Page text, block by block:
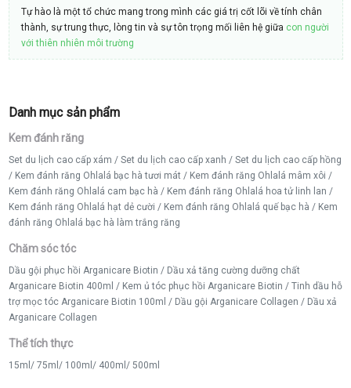
Tự hào là một tổ chức mang trong mình các giá trị cốt lõi về tính chân
thành, sự trung thực, lòng tin và sự tôn trọng mối liên hệ giữa con người
với thiên nhiên môi trường
Danh mục sản phẩm
Kem đánh răng
Set du lịch cao cấp xám / Set du lịch cao cấp xanh / Set du lịch cao cấp hồng
/ Kem đánh răng Ohlalá bạc hà tươi mát / Kem đánh răng Ohlalá mâm xôi /
Kem đánh răng Ohlalá cam bạc hà / Kem đánh răng Ohlalá hoa tử linh lan /
Kem đánh răng Ohlalá hạt dẻ cười / Kem đánh răng Ohlalá quế bạc hà / Kem
đánh răng Ohlalá bạc hà làm trắng răng
Chăm sóc tóc
Dầu gội phục hồi Arganicare Biotin / Dầu xả tăng cường dưỡng chất
Arganicare Biotin 400ml / Kem ủ tóc phục hồi Arganicare Biotin / Tinh dầu hỗ
trợ mọc tóc Arganicare Biotin 100ml / Dầu gội Arganicare Collagen / Dầu xả
Arganicare Collagen
Thể tích thực
15ml / 75ml / 100ml / 400ml / 500ml